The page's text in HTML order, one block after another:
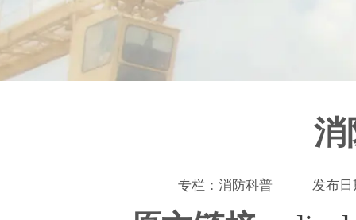
消
专栏： 消防科普 发布日